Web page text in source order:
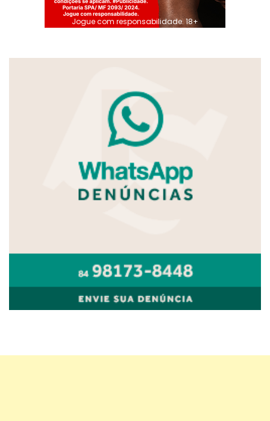
Jogue com responsabilidade. 18+